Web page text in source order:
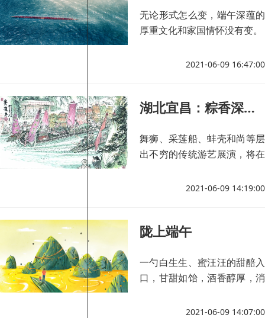
无论形式怎么变，端午深蕴的
厚重文化和家国情怀没有变。
2021-06-09 16:47:00
湖北宜昌：粽香深处寻端午味道
舞狮、采莲船、蚌壳和尚等层
出不穷的传统游艺展演，将在
2021-06-09 14:19:00
陇上端午
一勺白生生、蜜汪汪的甜醅入
口，甘甜如饴，酒香醇厚，消
气爽，浑身舒坦。2021-06-09 14:07:00